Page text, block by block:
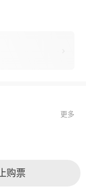
更多
购票